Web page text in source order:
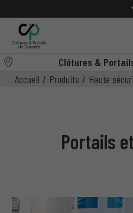
Clôtures &
Accueil / Produits / Haute
Portails